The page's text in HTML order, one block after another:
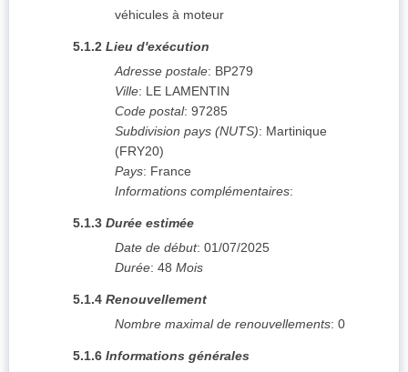
véhicules à moteur
5.1.2 Lieu d'exécution
Adresse postale: BP279
Ville: LE LAMENTIN
Code postal: 97285
Subdivision pays (NUTS): Martinique
(FRY20)
Pays: France
Informations complémentaires:
5.1.3 Durée estimée
Date de début: 01/07/2025
Durée: 48 Mois
5.1.4 Renouvellement
Nombre maximal de renouvellements: 0
5.1.6 Informations générales